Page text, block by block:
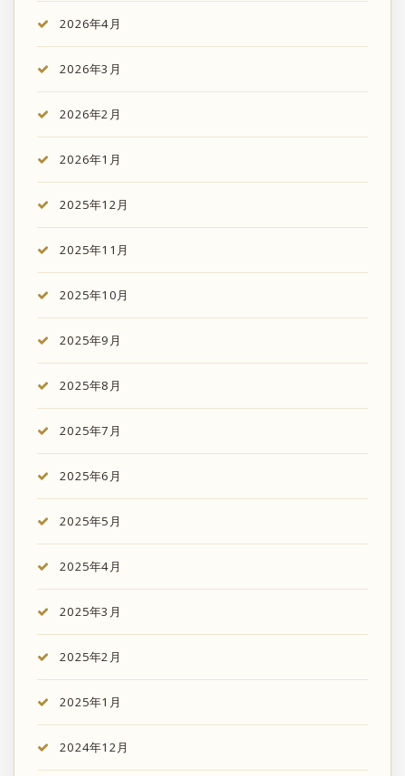
2026年4月
2026年3月
2026年2月
2026年1月
2025年12月
2025年11月
2025年10月
2025年9月
2025年8月
2025年7月
2025年6月
2025年5月
2025年4月
2025年3月
2025年2月
2025年1月
2024年12月